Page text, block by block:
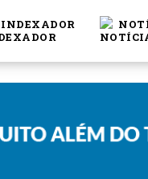
INDEXADOR